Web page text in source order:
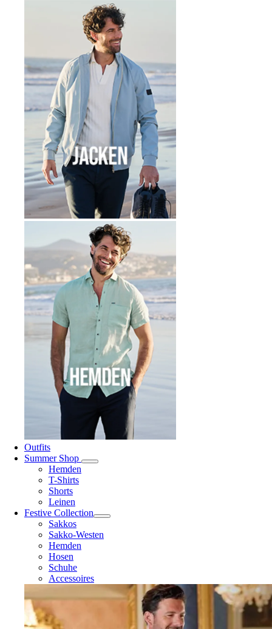
Outfits
Summer Shop
Hemden
T-Shirts
Shorts
Leinen
Festive Collection
Sakkos
Sakko-Westen
Hemden
Hosen
Schuhe
Accessoires